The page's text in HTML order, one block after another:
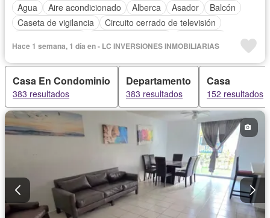
Agua
Aire acondicionado Alberca Asador
Balcón
Caseta de vigilancia
Circuito cerrado de televisión
Estacionamiento
Gas natural Internet
Jardín
Recámara con closet
Seguridad Terraza
Permite niños
Solo familias
Completamente amueblado
Hace 1 semana, 1 día en - LC INVERSIONES INMOBILIARIAS
Casa En Condominio
383 resultados
Departamento
383 resultados
Casa
152 resultados